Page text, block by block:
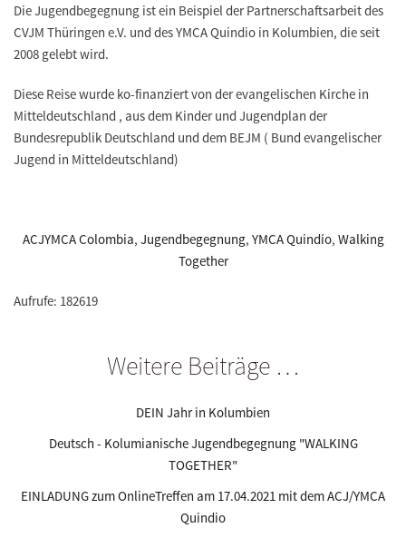
Die Jugendbegegnung ist ein Beispiel der Partnerschaftsarbeit des
CVJM Thüringen e.V. und des YMCA Quindio in Kolumbien, die seit
2008 gelebt wird.
Diese Reise wurde ko-finanziert von der evangelischen Kirche in
Mitteldeutschland , aus dem Kinder und Jugendplan der
Bundesrepublik Deutschland und dem BEJM ( Bund evangelischer
Jugend in Mitteldeutschland)
ACJYMCA Colombia, Jugendbegegnung, YMCA Quindío, Walking
Together
Aufrufe: 182619
Weitere Beiträge …
DEIN Jahr in Kolumbien
Deutsch - Kolumianische Jugendbegegnung "WALKING
TOGETHER"
EINLADUNG zum OnlineTreffen am 17.04.2021 mit dem ACJ/YMCA
Quindio